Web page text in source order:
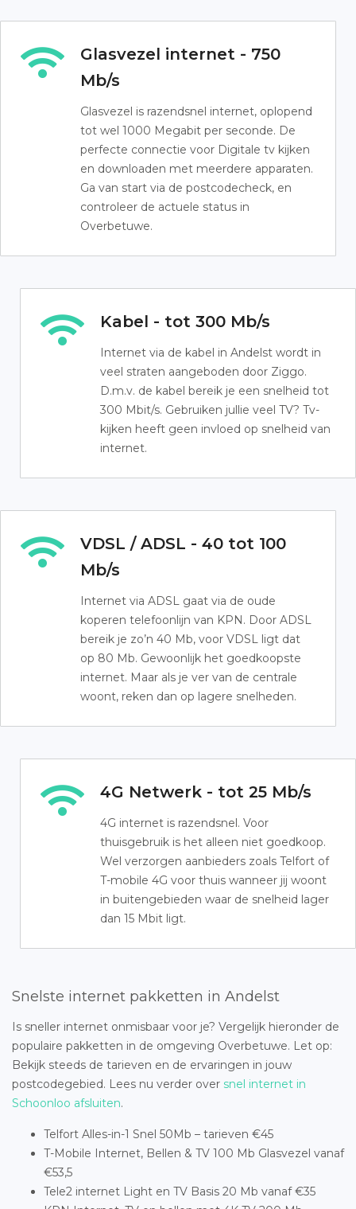
Glasvezel internet - 750
Mb/s
Glasvezel is razendsnel internet, oplopend
tot wel 1000 Megabit per seconde. De
perfecte connectie voor Digitale tv kijken
en downloaden met meerdere apparaten.
Ga van start via de postcodecheck, en
controleer de actuele status in
Overbetuwe.
Kabel - tot 300 Mb/s
Internet via de kabel in Andelst wordt in
veel straten aangeboden door Ziggo.
D.m.v. de kabel bereik je een snelheid tot
300 Mbit/s. Gebruiken jullie veel TV? Tv-
kijken heeft geen invloed op snelheid van
internet.
VDSL / ADSL - 40 tot 100
Mb/s
Internet via ADSL gaat via de oude
koperen telefoonlijn van KPN. Door ADSL
bereik je zo’n 40 Mb, voor VDSL ligt dat
op 80 Mb. Gewoonlijk het goedkoopste
internet. Maar als je ver van de centrale
woont, reken dan op lagere snelheden.
4G Netwerk - tot 25 Mb/s
4G internet is razendsnel. Voor
thuisgebruik is het alleen niet goedkoop.
Wel verzorgen aanbieders zoals Telfort of
T-mobile 4G voor thuis wanneer jij woont
in buitengebieden waar de snelheid lager
dan 15 Mbit ligt.
Snelste internet pakketten in Andelst
Is sneller internet onmisbaar voor je? Vergelijk hieronder de
populaire pakketten in de omgeving Overbetuwe. Let op:
Bekijk steeds de tarieven en de ervaringen in jouw
postcodegebied. Lees nu verder over snel internet in
Schoonloo afsluiten.
Telfort Alles-in-1 Snel 50Mb – tarieven €45
T-Mobile Internet, Bellen & TV 100 Mb Glasvezel vanaf
€53,5
Tele2 internet Light en TV Basis 20 Mb vanaf €35